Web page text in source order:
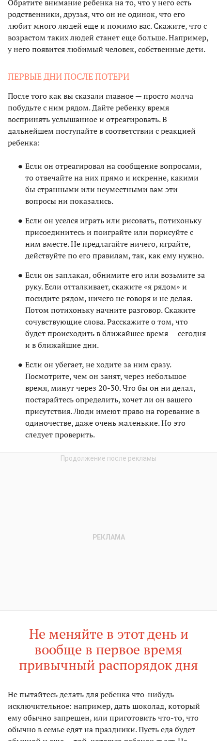
Обратите внимание ребенка на то, что у него есть
родственники, друзья, что он не одинок, что его
любит много людей еще и помимо вас. Скажите, что с
возрастом таких людей станет еще больше. Например,
у него появится любимый человек, собственные дети.
ПЕРВЫЕ ДНИ ПОСЛЕ ПОТЕРИ
После того как вы сказали главное — просто молча
побудьте с ним рядом. Дайте ребенку время
воспринять услышанное и отреагировать. В
дальнейшем поступайте в соответствии с реакцией
ребенка:
Если он отреагировал на сообщение вопросами,
то отвечайте на них прямо и искренне, какими
бы странными или неуместными вам эти
вопросы ни показались.
Если он уселся играть или рисовать, потихоньку
присоединитесь и поиграйте или порисуйте с
ним вместе. Не предлагайте ничего, играйте,
действуйте по его правилам, так, как ему нужно.
Если он заплакал, обнимите его или возьмите за
руку. Если отталкивает, скажите «я рядом» и
посидите рядом, ничего не говоря и не делая.
Потом потихоньку начните разговор. Скажите
сочувствующие слова. Расскажите о том, что
будет происходить в ближайшее время — сегодня
и в ближайшие дни.
Если он убегает, не ходите за ним сразу.
Посмотрите, чем он занят, через небольшое
время, минут через 20-30. Что бы он ни делал,
постарайтесь определить, хочет ли он вашего
присутствия. Люди имеют право на горевание в
одиночестве, даже очень маленькие. Но это
следует проверить.
Не меняйте в этот день и
вообще в первое время
привычный распорядок дня
Не пытайтесь делать для ребенка что-нибудь
исключительное: например, дать шоколад, который
ему обычно запрещен, или приготовить что-то, что
обычно в семье едят на праздники. Пусть еда будет